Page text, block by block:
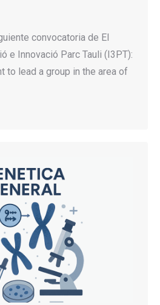
convocatoria de El
e Innovació Parc Tauli (I3PT):
to lead a group in the area of